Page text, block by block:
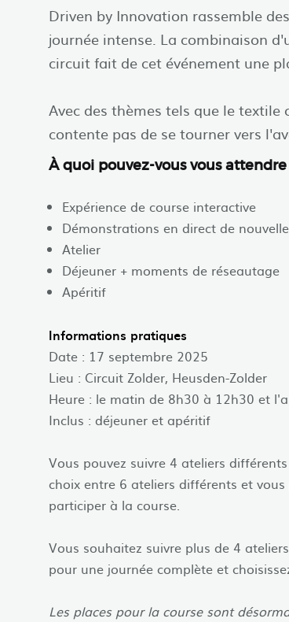
Driven by Innovation rassemble
journée intense. La combinaison
circuit fait de cet événement une
Avec des thèmes tels que le
contente pas de se tourner vers
À quoi pouvez-vous vous attendre
Expérience de course interactive
Démonstrations en direct de
Atelier
Déjeuner + moments de réseautage
Apéritif
Informations pratiques
Date : 17 septembre 2025
Lieu : Circuit Zolder, Heusden-Zolder
Heure : le matin de 8h30 à 12h30 et
Inclus : déjeuner et apéritif
Vous pouvez suivre 4 ateliers
choix entre 6 ateliers différents et
participer à la course.
Vous souhaitez suivre plus de 4
pour une journée complète et
Les places pour la course sont